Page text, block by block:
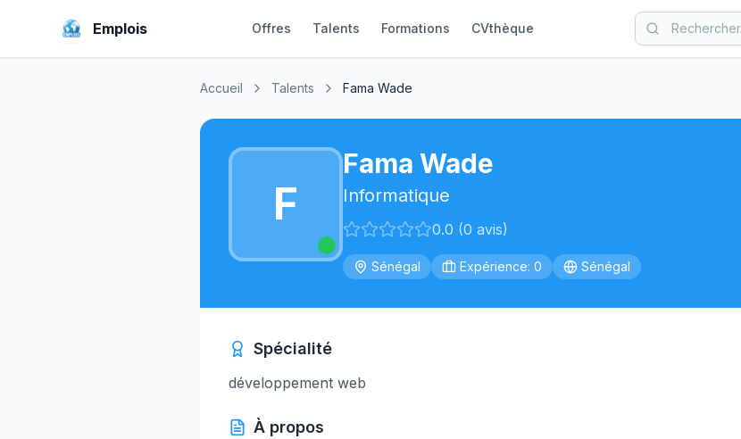
Emplois Offres Talents Formations CVthèque
Accueil Talents Fama Wade
F
Fama Wade
Informatique
0.0 (0 avis)
Sénégal Expérience: 0 Sénégal
Spécialité
développement web
À propos